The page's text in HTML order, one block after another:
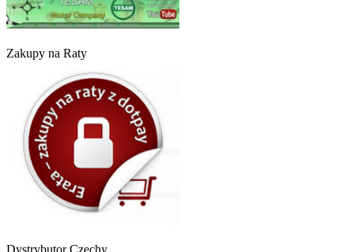
Zakupy na Raty